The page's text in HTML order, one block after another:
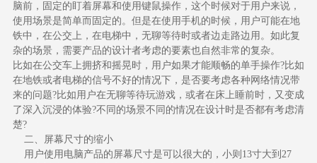
脑前，固定的盯着屏幕和使用键鼠操作，这个时候对于用户来说，
使用场景是简单而固定的。但是在使用手机的时候，用户可能在地
铁中，在公交上，在电梯中，无聊等待时或者边走路边用。如此复
杂的场景，需要产品的设计者考虑的要素也自然非常的复杂。
比如在公交车上拥挤和摇晃时，用户如果才能顺畅的单手操作?比如
在地铁或者电梯的信号不好的情况下，是否要考虑各种网络情况带
来的问题?比如用户在无聊等待玩游戏，或者在床上睡前时，又变成
了深入沉浸的体验?不同的场景不同的情况在设计时是否都有考虑清
楚?
二、屏幕尺寸的缩小
用户使用电脑产品的屏幕尺寸是可以很大的，小则13寸大到27